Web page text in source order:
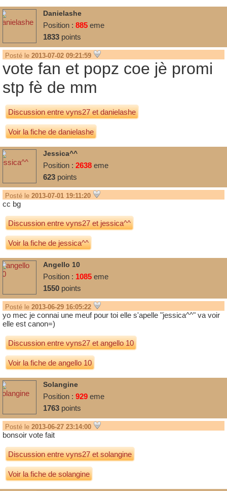
Danielashe
Position : 885 eme
1833 points
Posté le 2013-07-02 09:21:59
vote fan et popz coe jè promi
stp fè de mm
Discussion entrevyns27etdanielashe
Voir la fiche de danielashe
Jessica^^
Position : 2638 eme
623 points
Posté le 2013-07-01 19:11:20
cc bg
Discussion entrevyns27etjessica^^
Voir la fiche de jessica^^
Angello 10
Position : 1085 eme
1550 points
Posté le 2013-06-29 16:05:22
yo mec je connai une meuf pour toi elle s'apelle "jessica^^" va voir
elle est canon=)
Discussion entrevyns27etangello 10
Voir la fiche de angello 10
Solangine
Position : 929 eme
1763 points
Posté le 2013-06-27 23:14:00
bonsoir vote fait
Discussion entrevyns27etsolangine
Voir la fiche de solangine